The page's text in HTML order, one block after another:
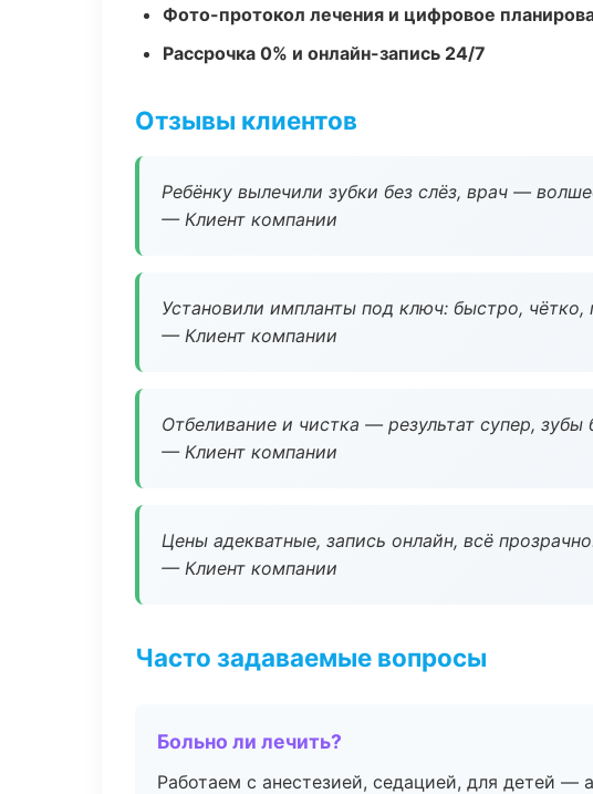
Фото-протокол лечения и цифровое
Рассрочка 0% и онлайн-запись 24/7
Отзывы клиентов
Ребёнку вылечили зубки без слёз, врач —
— Клиент компании
Установили импланты под ключ: быстро, чётко,
— Клиент компании
Отбеливание и чистка — результат супер, зубы
— Клиент компании
Цены адекватные, запись онлайн, всё
— Клиент компании
Часто задаваемые вопросы
Больно ли лечить?
Работаем с анестезией, седацией, для детей —